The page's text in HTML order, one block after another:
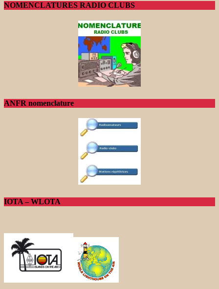
NOMENCLATURES RADIO CLUBS
ANFR nomenclature
IOTA – WLOTA